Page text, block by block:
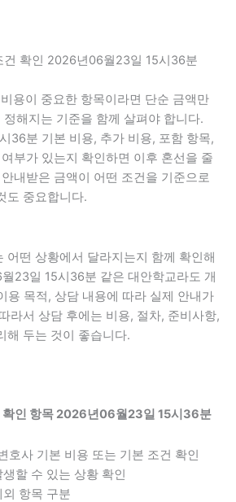
건 확인 2026년06월23일 15시36분
용이 중요한 항목이라면 단순 금액만
해지는 기준을 함께 살펴야 합니다.
36분 기본 비용, 추가 비용, 포함 항목,
부가 있는지 확인하면 이후 혼선을 줄
내받은 금액이 어떤 조건을 기준으로
도 중요합니다.
어떤 상황에서 달라지는지 함께 확인해
23일 15시36분 같은 대안학교라도 개
용 목적, 상담 내용에 따라 실제 안내가
라서 상담 후에는 비용, 절차, 준비사항,
해 두는 것이 좋습니다.
확인 항목 2026년06월23일 15시36분
호사 기본 비용 또는 기본 조건 확인
할 수 있는 상황 확인
항목 구분